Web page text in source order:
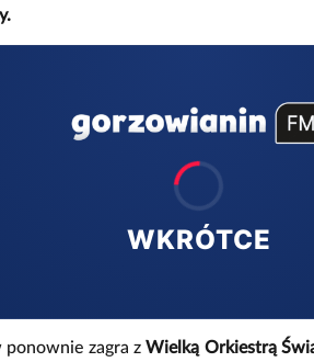
WKRÓTCE
ponownie zagra zWielką Orkiestrą